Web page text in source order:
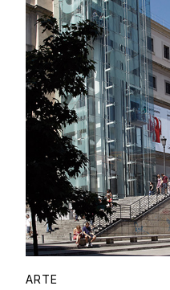
ARTE